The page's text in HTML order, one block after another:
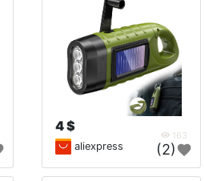
4 $
163
aliexpress (2)